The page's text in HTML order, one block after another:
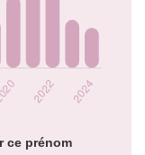
ce prénom